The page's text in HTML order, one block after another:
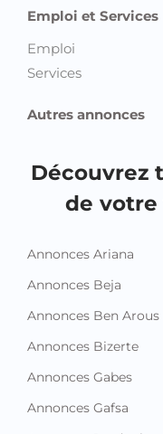
Emploi et Services
Emploi
Services
Autres annonces
Découvrez
de votre
Annonces Ariana
Annonces Beja
Annonces Ben Arous
Annonces Bizerte
Annonces Gabes
Annonces Gafsa